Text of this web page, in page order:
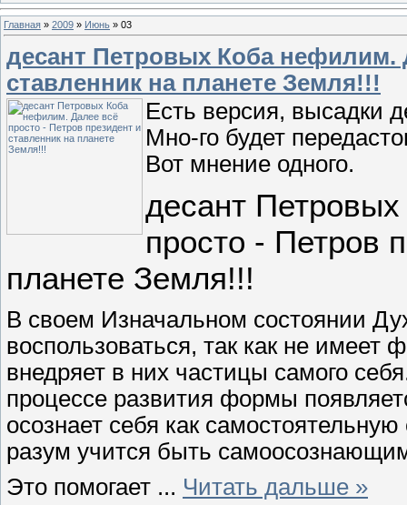
Главная » 2009 » Июнь » 03
десант Петровых Коба нефилим.
ставленник на планете Земля!!!
Есть версия, высадки
Мно-го будет
Вот мнение одного.
десант
просто - Петров
планете Земля!!!
В своем Изначальном состоянии
воспользоваться, так как не
внедряет в них частицы самого
процессе развития формы
осознает себя как
разум учится быть
Это помогает ... Читать дальше »